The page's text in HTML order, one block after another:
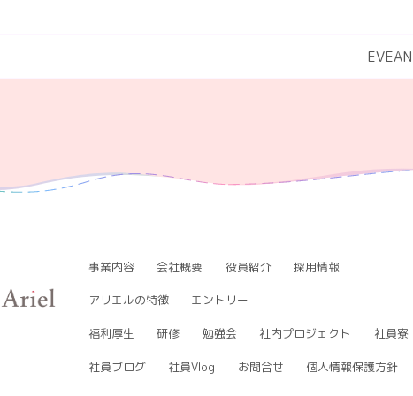
事業内容 会社概要 役員紹介 採用情報
アリエルの特徴 エントリー
福利厚生 研修 勉強会 社内プロジェクト 社員寮
社員ブログ 社員Vlog お問合せ 個人情報保護方針